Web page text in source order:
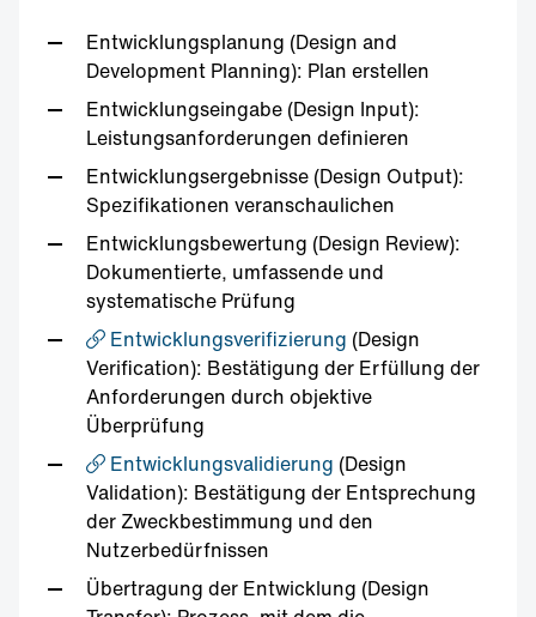
Entwicklungsplanung (Design and
Development Planning): Plan erstellen
Entwicklungseingabe (Design Input):
Leistungsanforderungen definieren
Entwicklungsergebnisse (Design Output):
Spezifikationen veranschaulichen
Entwicklungsbewertung (Design Review):
Dokumentierte, umfassende und
systematische Prüfung
Entwicklungsverifizierung (Design
Verification): Bestätigung der Erfüllung der
Anforderungen durch objektive
Überprüfung
Entwicklungsvalidierung (Design
Validation): Bestätigung der Entsprechung
der Zweckbestimmung und den
Nutzerbedürfnissen
Übertragung der Entwicklung (Design